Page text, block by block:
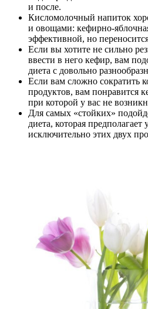
и после.
Кисломолочный напиток
и овощами: кефирно-
эффективной, но
Если вы хотите не сильно
ввести в него кефир, вам
диета с довольно
Если вам сложно сократить
продуктов, вам понравится
при которой у вас не
Для самых «стойких»
диета, которая предполагает
исключительно этих двух